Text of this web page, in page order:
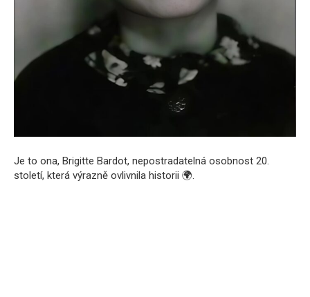
Je to ona, Brigitte Bardot, nepostradatelná osobnost 20.
století, která výrazně ovlivnila historii 🌍.